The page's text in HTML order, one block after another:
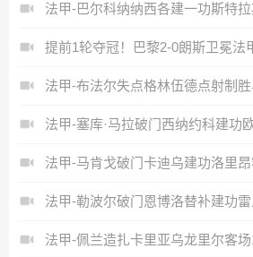
法甲-巴尔科纳纳西各建一功斯特
法甲-布法尔失点格林伍德点射制
法甲-塞库·马拉破门西纳约科建功
法甲-马肯戈破门卡迪乌建功洛里
法甲-勒波尔破门恩博洛替补建功
法甲-佩兰造扎卡里亚乌龙里尔客